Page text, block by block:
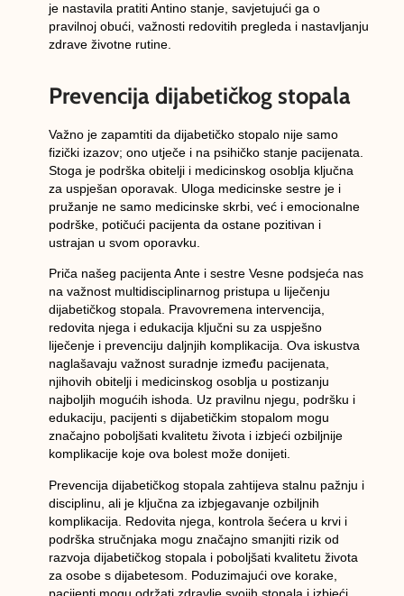
je nastavila pratiti Antino stanje, savjetujući ga o
pravilnoj obući, važnosti redovitih pregleda i nastavljanju
zdrave životne rutine.
Prevencija dijabetičkog stopala
Važno je zapamtiti da dijabetičko stopalo nije samo
fizički izazov; ono utječe i na psihičko stanje pacijenata.
Stoga je podrška obitelji i medicinskog osoblja ključna
za uspješan oporavak. Uloga medicinske sestre je i
pružanje ne samo medicinske skrbi, već i emocionalne
podrške, potičući pacijenta da ostane pozitivan i
ustrajan u svom oporavku.
Priča našeg pacijenta Ante i sestre Vesne podsjeća nas
na važnost multidisciplinarnog pristupa u liječenju
dijabetičkog stopala. Pravovremena intervencija,
redovita njega i edukacija ključni su za uspješno
liječenje i prevenciju daljnjih komplikacija. Ova iskustva
naglašavaju važnost suradnje između pacijenata,
njihovih obitelji i medicinskog osoblja u postizanju
najboljih mogućih ishoda. Uz pravilnu njegu, podršku i
edukaciju, pacijenti s dijabetičkim stopalom mogu
značajno poboljšati kvalitetu života i izbjeći ozbiljnije
komplikacije koje ova bolest može donijeti.
Prevencija dijabetičkog stopala zahtijeva stalnu pažnju i
disciplinu, ali je ključna za izbjegavanje ozbiljnih
komplikacija. Redovita njega, kontrola šećera u krvi i
podrška stručnjaka mogu značajno smanjiti rizik od
razvoja dijabetičkog stopala i poboljšati kvalitetu života
za osobe s dijabetesom. Poduzimajući ove korake,
pacijenti mogu održati zdravlje svojih stopala i izbjeći